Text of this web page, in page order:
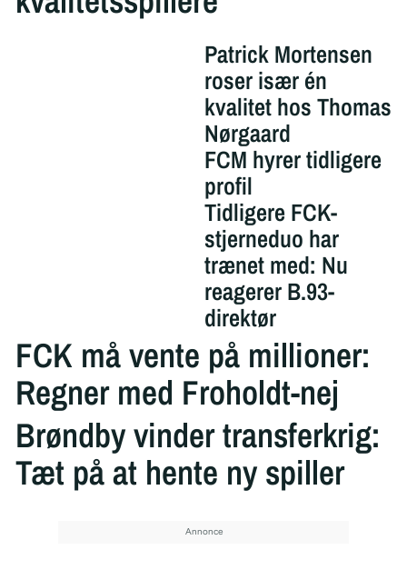
Patrick Mortensen
roser især én
kvalitet hos Thomas
Nørgaard
FCM hyrer tidligere
profil
Tidligere FCK-
stjerneduo har
trænet med: Nu
reagerer B.93-
direktør
FCK må vente på millioner:
Regner med Froholdt-nej
Brøndby vinder transferkrig:
Tæt på at hente ny spiller